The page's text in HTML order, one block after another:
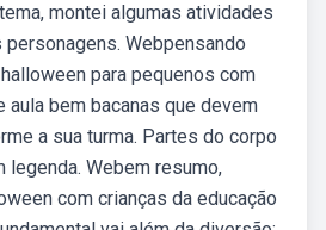
montei algumas atividades
Webpensando
para pequenos com
bem bacanas que devem
a sua turma. Partes do corpo
legenda. Webem resumo,
com crianças da educação